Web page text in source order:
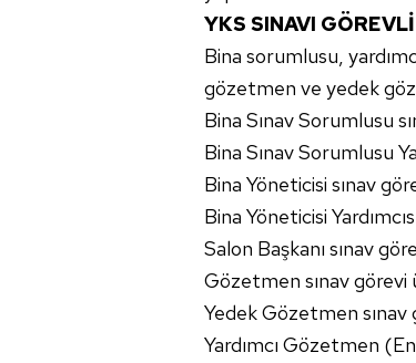
YKS SINAVI
Bina sorumlusu,
gözetmen ve yedek
Bina Sınav Sorumlusu
Bina Sınav Sorumlusu
Bina Yöneticisi sınav
Bina Yöneticisi
Salon Başkanı sınav
Gözetmen sınav
Yedek Gözetmen
Yardımcı Gözetmen